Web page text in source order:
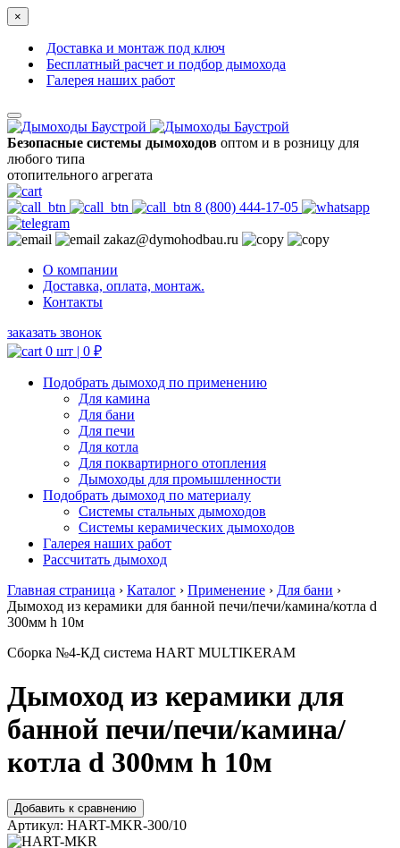
×
Доставка и монтаж под ключ
Бесплатный расчет и подбор дымохода
Галерея наших работ
Безопасные системы дымоходов оптом и в розницу для
любого типа
отопительного агрегата
8 (800) 444-17-05
zakaz@dymohodbau.ru
О компании
Доставка, оплата, монтаж.
Контакты
заказать звонок
0 шт | 0 ₽
Подобрать дымоход по применению
Для камина
Для бани
Для печи
Для котла
Для поквартирного отопления
Дымоходы для промышленности
Подобрать дымоход по материалу
Системы стальных дымоходов
Системы керамических дымоходов
Галерея наших работ
Рассчитать дымоход
Главная страница › Каталог › Применение › Для бани ›
Дымоход из керамики для банной печи/печи/камина/котла d
300мм h 10м
Сборка №4-КД система HART MULTIKERAM
Дымоход из керамики для
банной печи/печи/камина/
котла d 300мм h 10м
Добавить к сравнению
Артикул: HART-MKR-300/10